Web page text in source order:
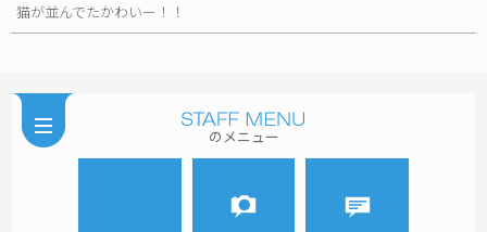
猫が並んでたかわいー！！
のメニュー